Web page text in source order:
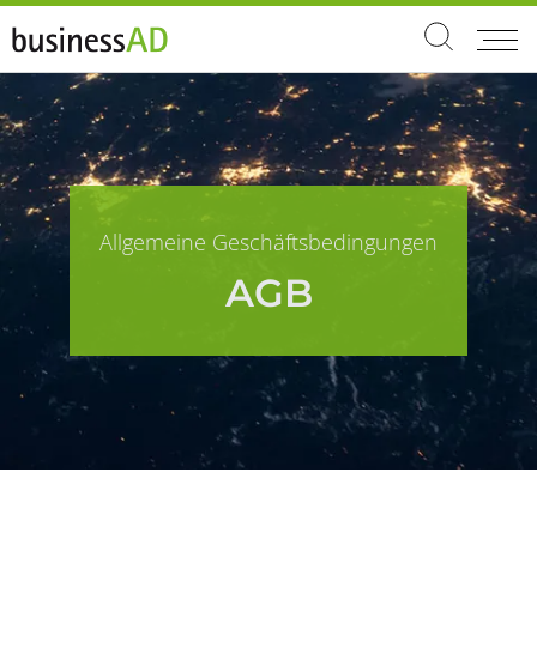
Allgemeine Geschäftsbedingungen
AGB